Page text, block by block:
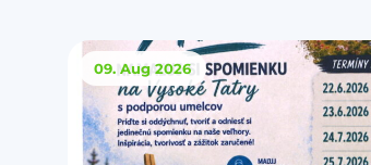
09. Aug 2026